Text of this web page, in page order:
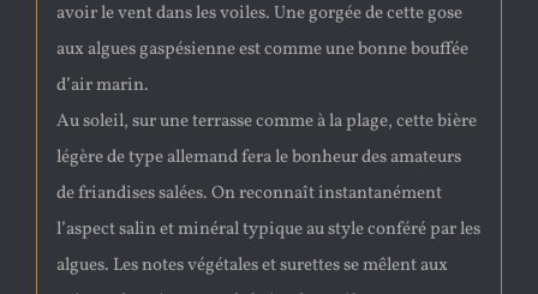
avoir le vent dans les voiles. Une gorgée de cette gose
aux algues gaspésienne est comme une bonne bouffée
d’air marin.
Au soleil, sur une terrasse comme à la plage, cette bière
légère de type allemand fera le bonheur des amateurs
de friandises salées. On reconnaît instantanément
l’aspect salin et minéral typique au style conféré par les
algues. Les notes végétales et surettes se mêlent aux